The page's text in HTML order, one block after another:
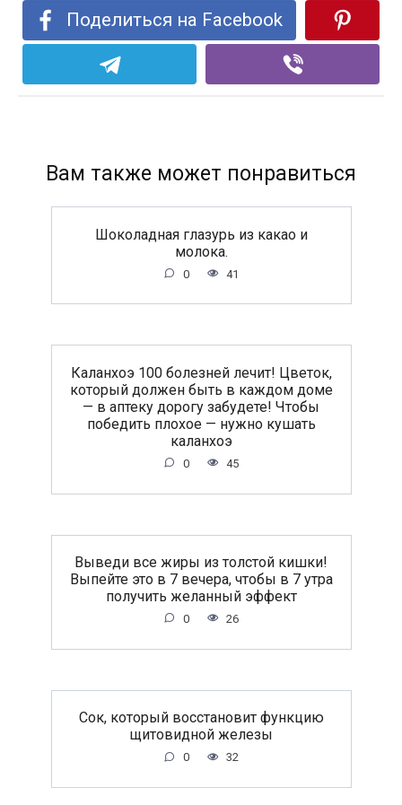
Поделиться на Facebook
Вам также может понравиться
Шоколадная глазурь из какао и
молока.
0 41
Каланхоэ 100 болезней лечит! Цветок,
который должен быть в каждом доме
— в аптеку дорогу забудете! Чтобы
победить плохое — нужно кушать
каланхоэ
0 45
Выведи все жиры из толстой кишки!
Выпейте это в 7 вечера, чтобы в 7 утра
получить желанный эффект
0 26
Сок, который восстановит функцию
щитовидной железы
0 32